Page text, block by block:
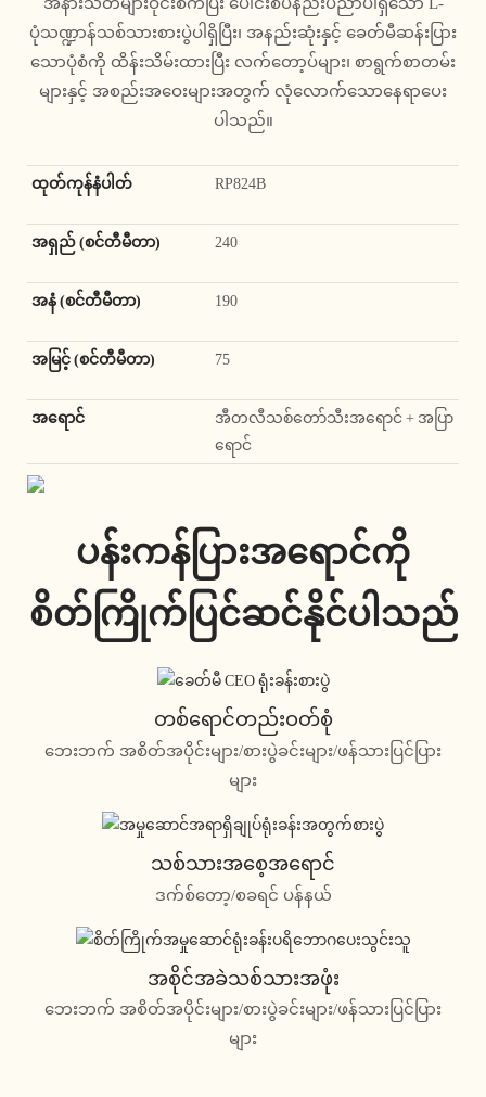
ပုံသဏ္ဍာန်သစ်သားစားပွဲပါရှိပြီး၊ အနည်းဆုံးနှင့် ခေတ်မီဆန်းပြား
သောပုံစံကို ထိန်းသိမ်းထားပြီး လက်တော့ပ်များ၊ စာရွက်စာတမ်း
များနှင့် အစည်းအဝေးများအတွက် လုံလောက်သောနေရာပေး
ပါသည်။
ထုတ်ကုန်နံပါတ် RP824B
အရှည် (စင်တီမီတာ) 240
အနံ (စင်တီမီတာ) 190
အမြင့် (စင်တီမီတာ) 75
အရောင်
အီတလီသစ်တော်သီးအရောင် + အပြာ
ရောင်
ပန်းကန်ပြားအရောင်ကို
စိတ်ကြိုက်ပြင်ဆင်နိုင်ပါသည်
တစ်ရောင်တည်းဝတ်စုံ
ဘေးဘက် အစိတ်အပိုင်းများ/စားပွဲခင်းများ/ဖန်သားပြင်ပြား
များ
သစ်သားအစေ့အရောင်
ဒက်စ်တော့/စခရင် ပန်နယ်
အစိုင်အခဲသစ်သားအဖုံး
ဘေးဘက် အစိတ်အပိုင်းများ/စားပွဲခင်းများ/ဖန်သားပြင်ပြား
များ